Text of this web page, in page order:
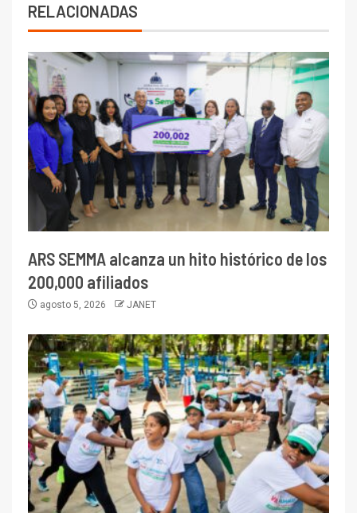
RELACIONADAS
ARS SEMMA alcanza un hito histórico de los
200,000 afiliados
agosto 5, 2026 JANET